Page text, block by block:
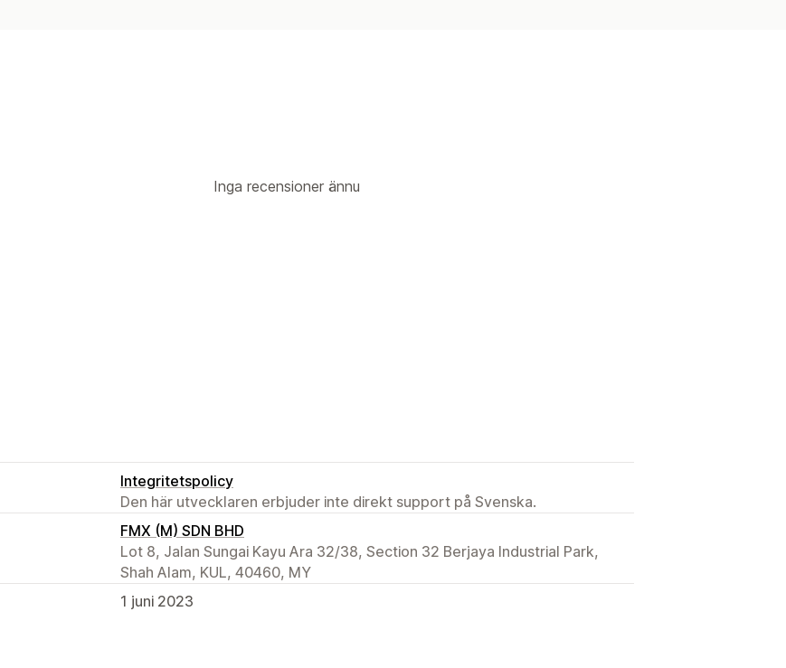
Inga recensioner ännu
Integritetspolicy
Den här utvecklaren erbjuder inte direkt support på Svenska.
FMX (M) SDN BHD
Lot 8, Jalan Sungai Kayu Ara 32/38, Section 32 Berjaya Industrial Park,
Shah Alam, KUL, 40460, MY
1 juni 2023